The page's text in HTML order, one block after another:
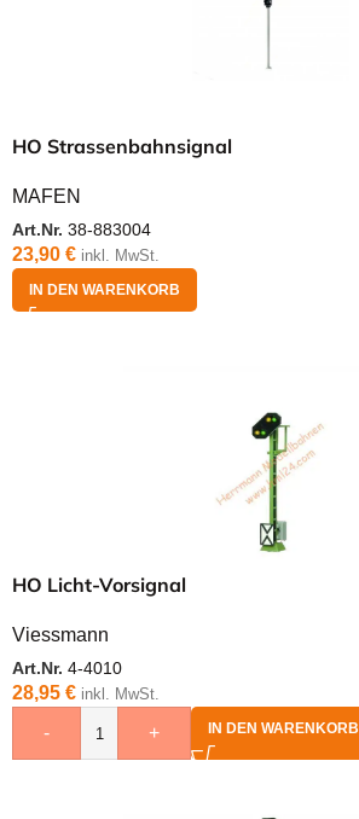
HO Strassenbahnsignal
MAFEN
Art.Nr. 38-883004
23,90 € inkl. MwSt.
IN DEN WARENKORB
HO Licht-Vorsignal
Viessmann
Art.Nr. 4-4010
28,95 € inkl. MwSt.
- + IN DEN WARENKORB